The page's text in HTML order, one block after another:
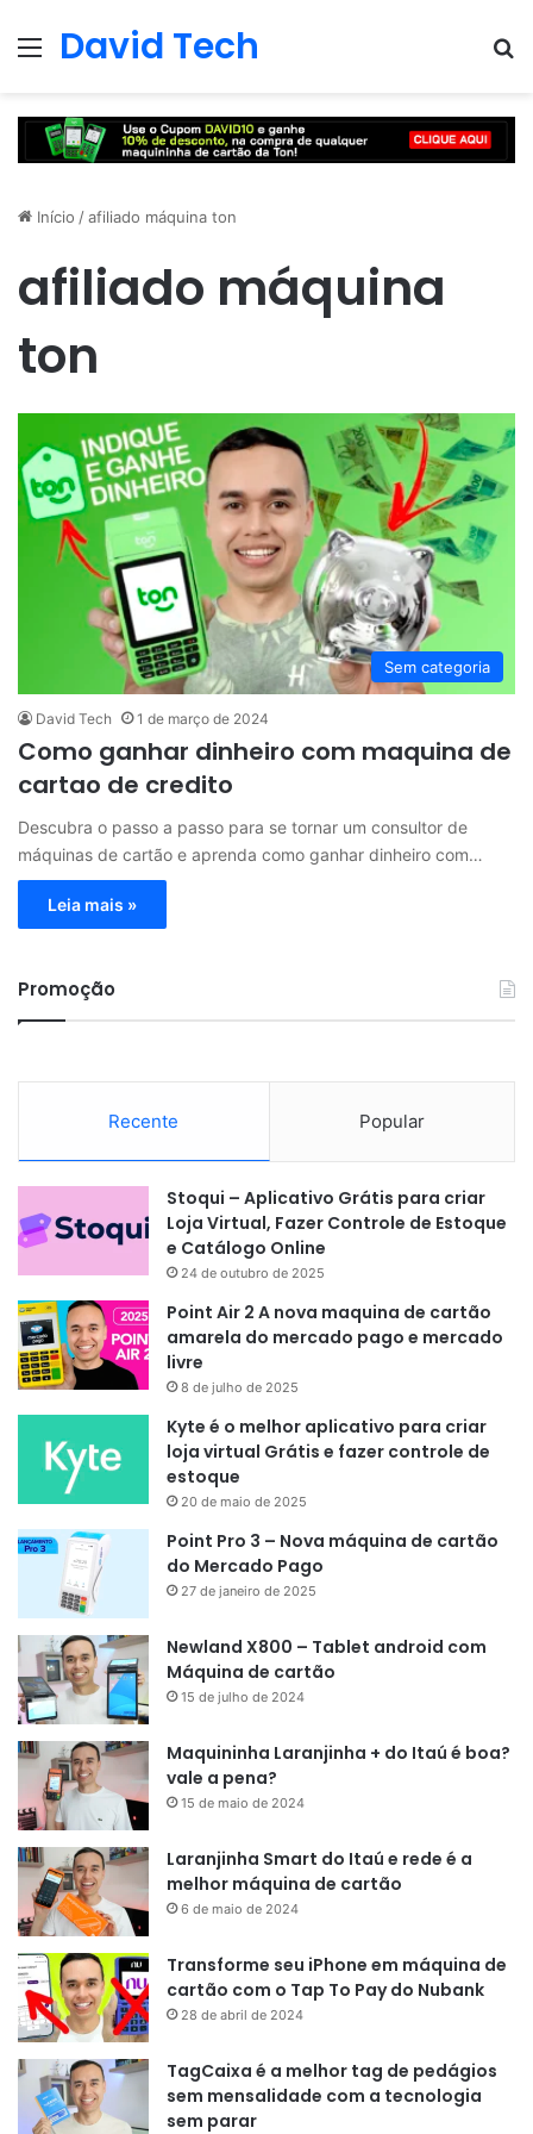
Menu
David Tech
Início /afiliado máquina ton
afiliado máquina
ton
Sem categoria
David Tech 1 de março de 2024
Como ganhar dinheiro com maquina de
cartao de credito
Descubra o passo a passo para se tornar um consultor de
máquinas de cartão e aprenda como ganhar dinheiro com…
Leia mais »
Promoção
Recente Popular
Stoqui – Aplicativo Grátis para criar
Loja Virtual, Fazer Controle de Estoque
e Catálogo Online
24 de outubro de 2025
Point Air 2 A nova maquina de cartão
amarela do mercado pago e mercado
livre
8 de julho de 2025
Kyte é o melhor aplicativo para criar
loja virtual Grátis e fazer controle de
estoque
20 de maio de 2025
Point Pro 3 – Nova máquina de cartão
do Mercado Pago
27 de janeiro de 2025
Newland X800 – Tablet android com
Máquina de cartão
15 de julho de 2024
Maquininha Laranjinha + do Itaú é boa?
vale a pena?
15 de maio de 2024
Laranjinha Smart do Itaú e rede é a
melhor máquina de cartão
6 de maio de 2024
Transforme seu iPhone em máquina de
cartão com o Tap To Pay do Nubank
28 de abril de 2024
TagCaixa é a melhor tag de pedágios
sem mensalidade com a tecnologia
sem parar